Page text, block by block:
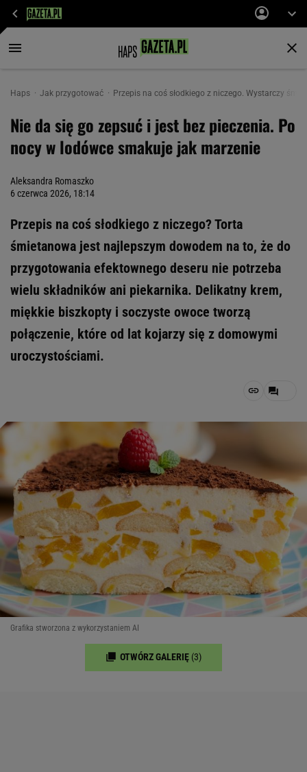
Haps Jak przygotować Przepis na coś słodkiego z niczego. Wystarczy
Nie da się go zepsuć i jest bez pieczenia. Po
nocy w lodówce smakuje jak marzenie
Aleksandra Romaszko
6 czerwca 2026, 18:14
Przepis na coś słodkiego z niczego? Torta
śmietanowa jest najlepszym dowodem na to, że do
przygotowania efektownego deseru nie potrzeba
wielu składników ani piekarnika. Delikatny krem,
miękkie biszkopty i soczyste owoce tworzą
połączenie, które od lat kojarzy się z domowymi
uroczystościami.
Grafika stworzona z wykorzystaniem AI
OTWÓRZ GALERIĘ (3)